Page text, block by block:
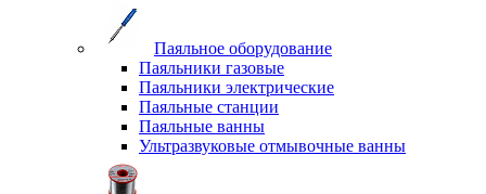
Паяльное оборудование
Паяльники газовые
Паяльники электрические
Паяльные станции
Паяльные ванны
Ультразвуковые отмывочные ванны